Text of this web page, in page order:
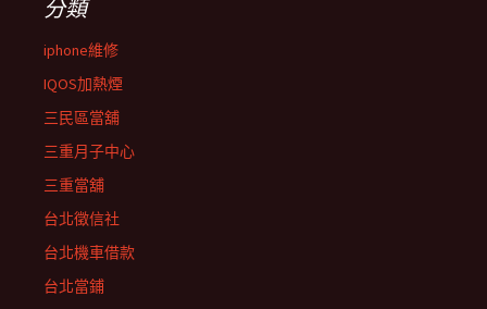
分類
iphone維修
IQOS加熱煙
三民區當舖
三重月子中心
三重當舖
台北徵信社
台北機車借款
台北當鋪